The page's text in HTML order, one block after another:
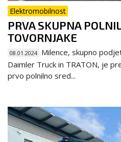
Elektromobilnost
PRVA SKUPNA
TOVORNJAKE
08.01.2024 Milence, skupno
Daimler Truck in TRATON, je
prvo polnilno sred...